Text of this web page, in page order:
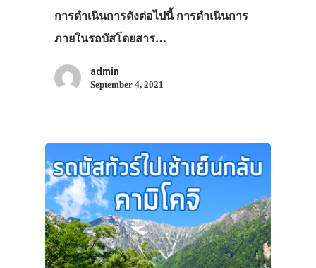
การดำเนินการดังต่อไปนี้ การดำเนินการ
ภายในรถบัสโดยสาร…
admin
September 4, 2021